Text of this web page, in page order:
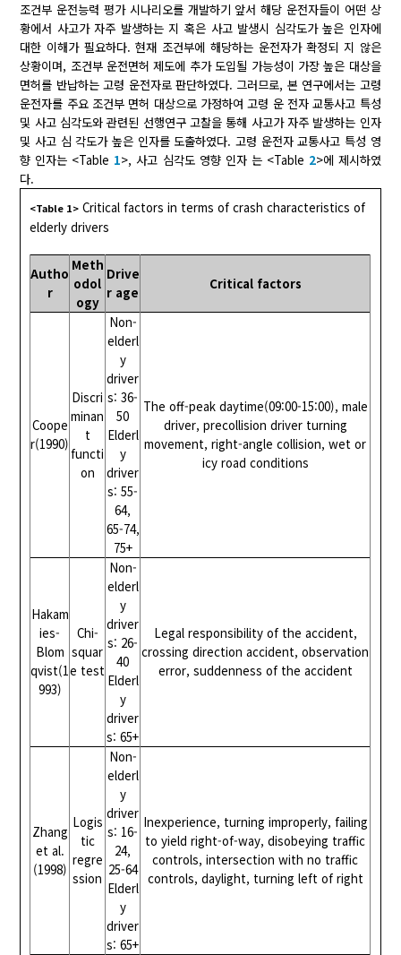
조건부 운전능력 평가 시나리오를 개발하기 앞서 해당 운전자들이 어떤 상
황에서 사고가 자주 발생하는 지 혹은 사고 발생시 심각도가 높은 인자에
대한 이해가 필요하다. 현재 조건부에 해당하는 운전자가 확정되 지 않은
상황이며, 조건부 운전면허 제도에 추가 도입될 가능성이 가장 높은 대상을
면허를 반납하는 고령 운전자로 판단하였다. 그러므로, 본 연구에서는 고령
운전자를 주요 조건부 면허 대상으로 가정하여 고령 운 전자 교통사고 특성
및 사고 심각도와 관련된 선행연구 고찰을 통해 사고가 자주 발생하는 인자
및 사고 심 각도가 높은 인자를 도출하였다. 고령 운전자 교통사고 특성 영
향 인자는 <Table 1>, 사고 심각도 영향 인자 는 <Table 2>에 제시하였
다.
<Table 1> Critical factors in terms of crash characteristics of
elderly drivers
Autho
r
Meth
odol
ogy
Drive
r age
Critical factors
Coope
r(1990)
Discri
minan
t
functi
on
Non-
elderl
y
driver
s: 36-
50
Elderl
y
driver
s: 55-
64,
65-74,
75+
The off-peak daytime(09:00-15:00), male
driver, precollision driver turning
movement, right-angle collision, wet or
icy road conditions
Hakam
ies-
Blom
qvist(1
993)
Chi-
squar
e test
Non-
elderl
y
driver
s: 26-
40
Elderl
y
driver
s: 65+
Legal responsibility of the accident,
crossing direction accident, observation
error, suddenness of the accident
Zhang
et al.
(1998)
Logis
tic
regre
ssion
Non-
elderl
y
driver
s: 16-
24,
25-64
Elderl
y
driver
s: 65+
Inexperience, turning improperly, failing
to yield right-of-way, disobeying traffic
controls, intersection with no traffic
controls, daylight, turning left of right